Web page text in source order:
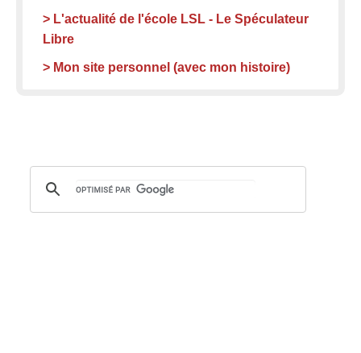
> L'actualité de l'école LSL - Le Spéculateur
Libre
> Mon site personnel (avec mon histoire)